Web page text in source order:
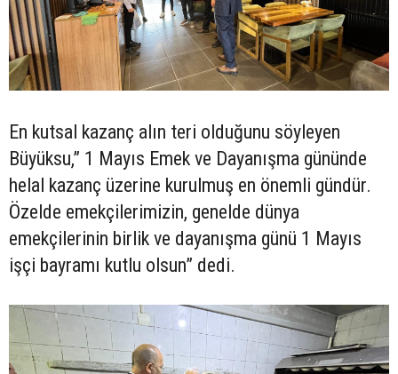
En kutsal kazanç alın teri olduğunu söyleyen
Büyüksu,” 1 Mayıs Emek ve Dayanışma gününde
helal kazanç üzerine kurulmuş en önemli gündür.
Özelde emekçilerimizin, genelde dünya
emekçilerinin birlik ve dayanışma günü 1 Mayıs
işçi bayramı kutlu olsun” dedi.